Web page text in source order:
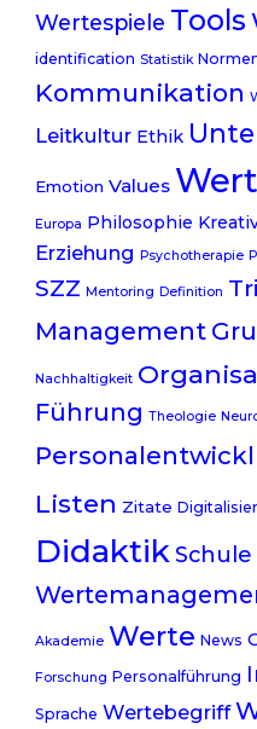
Wertespiele Tools
identification Statistik
Kommunikation
Leitkultur Ethik
Emotion Values
Europa Philosophie
Erziehung Psychotherapie
SZZ Mentoring Definition
Management
Nachhaltigkeit
Führung Theologie
Listen Zitate
DidaktikSchule
Akademie Werte News
Forschung Personalführung
Sprache Wertebegriff